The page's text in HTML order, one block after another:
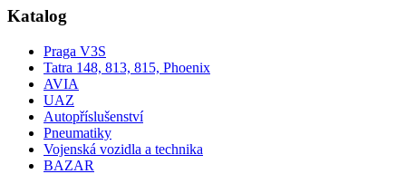
Katalog
Praga V3S
Tatra 148, 813, 815, Phoenix
AVIA
UAZ
Autopříslušenství
Pneumatiky
Vojenská vozidla a technika
BAZAR